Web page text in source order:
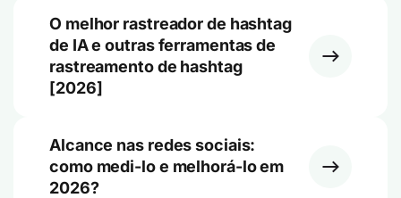
O melhor rastreador de hashtag
de IA e outras ferramentas de
rastreamento de hashtag
[2026]
Alcance nas redes sociais:
como medi-lo e melhorá-lo em
2026?